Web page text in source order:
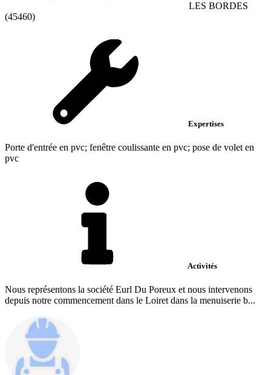
LES BORDES
(45460)
Expertises
Porte d'entrée en pvc; fenêtre coulissante en pvc; pose de volet en
pvc
Activités
Nous représentons la société Eurl Du Poreux et nous intervenons
depuis notre commencement dans le Loiret dans la menuiserie b...